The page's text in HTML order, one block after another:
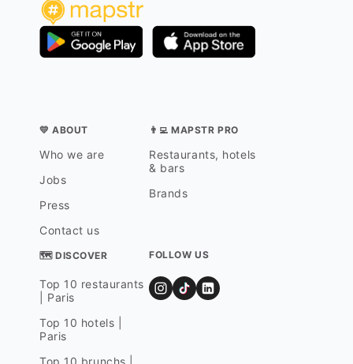
💛 ABOUT
Who we are
Jobs
Press
Contact us
👨‍💻 MAPSTR PRO
Restaurants, hotels
& bars
Brands
🗺 DISCOVER
Top 10 restaurants
| Paris
Top 10 hotels |
Paris
FOLLOW US